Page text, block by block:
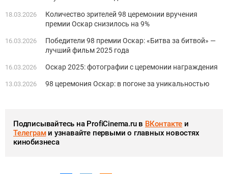
18.03.2026
Количество зрителей 98 церемонии вручения
премии Оскар снизилось на 9%
16.03.2026
Победители 98 премии Оскар: «Битва за битвой» —
лучший фильм 2025 года
16.03.2026 Оскар 2025: фотографии с церемонии награждения
13.03.2026 98 церемония Оскар: в погоне за уникальностью
Подписывайтесь на ProfiCinema.ru в ВКонтакте и
Телеграми узнавайте первыми о главных новостях
кинобизнеса